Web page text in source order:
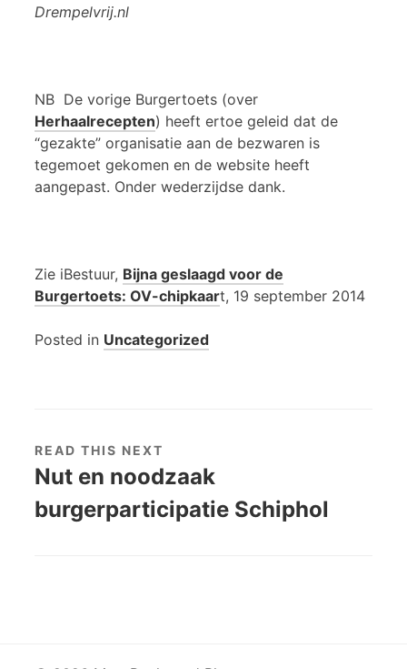
Drempelvrij.nl
NB De vorige Burgertoets (over
Herhaalrecepten) heeft ertoe geleid dat de
“gezakte” organisatie aan de bezwaren is
tegemoet gekomen en de website heeft
aangepast. Onder wederzijdse dank.
Zie iBestuur, Bijna geslaagd voor de
Burgertoets: OV-chipkaart, 19 september 2014
Posted in Uncategorized
READ THIS NEXT
Nut en noodzaak
burgerparticipatie Schiphol